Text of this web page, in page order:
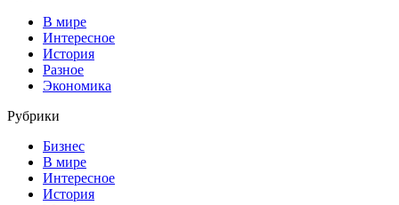
В мире
Интересное
История
Разное
Экономика
Рубрики
Бизнес
В мире
Интересное
История